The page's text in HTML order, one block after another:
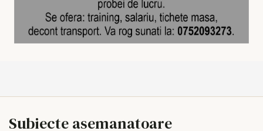
Subiecte asemanatoare